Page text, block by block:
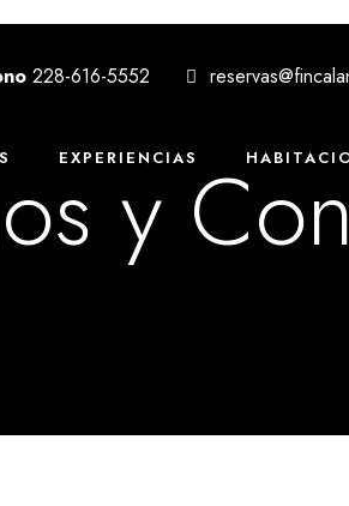
228-616-5552
EXPERIENCIAS
y